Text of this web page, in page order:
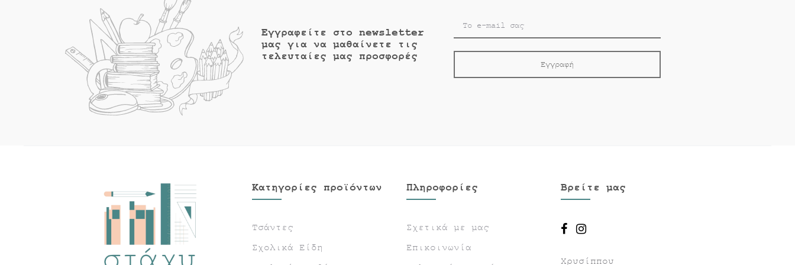
Εγγραφείτε στο newsletter
μας για να μαθαίνετε τις
τελευταίες μας προσφορές
Κατηγορίες προϊόντων
Τσάντες
Σχολικά Είδη
Πληροφορίες
Σχετικά με μας
Επικοινωνία
Βρείτε μας
Χρυσίππου